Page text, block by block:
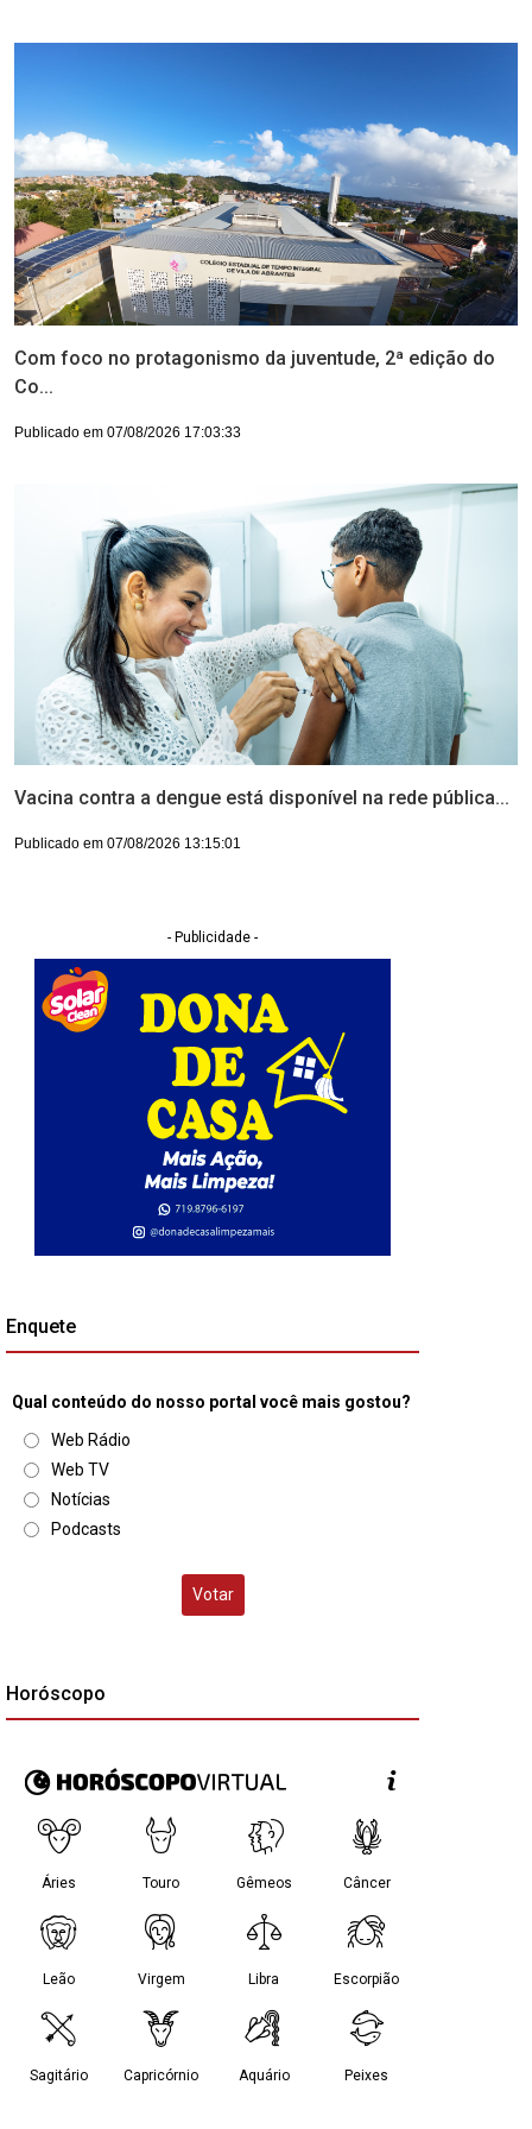
Com foco no protagonismo da juventude, 2ª edição do
Co...
Publicado em 07/08/2026 17:03:33
Vacina contra a dengue está disponível na rede pública...
Publicado em 07/08/2026 13:15:01
- Publicidade -
Enquete
Qual conteúdo do nosso portal você mais gostou?
Web Rádio
Web TV
Notícias
Podcasts
Votar
Horóscopo